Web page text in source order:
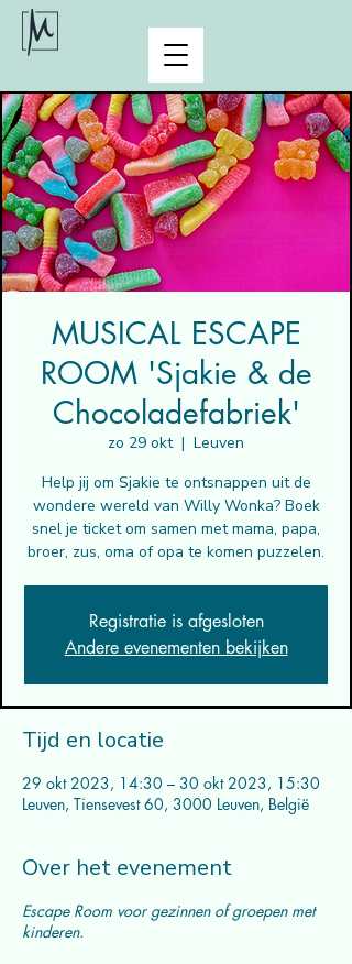
MUSICAL ESCAPE
ROOM 'Sjakie & de
Chocoladefabriek'
zo 29 okt
  |
Leuven
Help jij om Sjakie te ontsnappen uit de
wondere wereld van Willy Wonka? Boek
snel je ticket om samen met mama, papa,
broer, zus, oma of opa te komen puzzelen.
Registratie is afgesloten
Andere evenementen bekijken
Tijd en locatie
29 okt 2023, 14:30 – 30 okt 2023, 15:30
Leuven, Tiensevest 60, 3000 Leuven, België
Over het evenement
Escape Room voor gezinnen of groepen met
kinderen.